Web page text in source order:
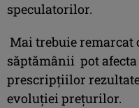
speculatorilor.
Mai trebuie
săptămânii pot
prescripțiilor
evoluției prețurilor.